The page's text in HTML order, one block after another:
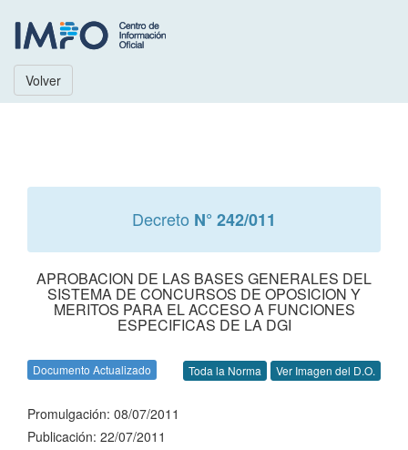
Volver
Decreto N° 242/011
APROBACION DE LAS BASES GENERALES DEL
SISTEMA DE CONCURSOS DE OPOSICION Y
MERITOS PARA EL ACCESO A FUNCIONES
ESPECIFICAS DE LA DGI
Documento Actualizado Toda la Norma Ver Imagen del D.O.
Promulgación: 08/07/2011
Publicación: 22/07/2011